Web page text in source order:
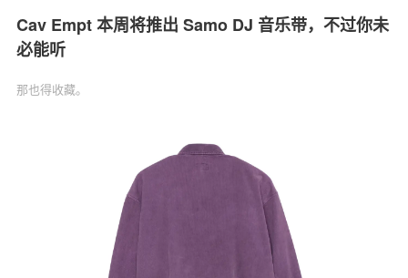
Cav Empt 本周将推出 Samo DJ 音乐带，不过你未
必能听
那也得收藏。